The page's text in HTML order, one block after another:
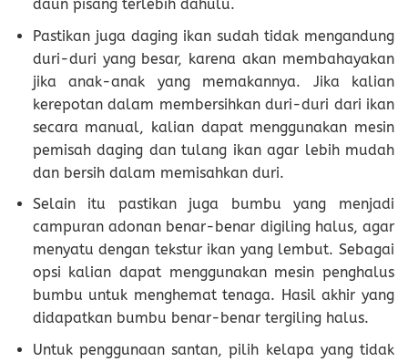
daun pisang terlebih dahulu.
Pastikan juga daging ikan sudah tidak mengandung
duri-duri yang besar, karena akan membahayakan
jika anak-anak yang memakannya. Jika kalian
kerepotan dalam membersihkan duri-duri dari ikan
secara manual, kalian dapat menggunakan mesin
pemisah daging dan tulang ikan agar lebih mudah
dan bersih dalam memisahkan duri.
Selain itu pastikan juga bumbu yang menjadi
campuran adonan benar-benar digiling halus, agar
menyatu dengan tekstur ikan yang lembut. Sebagai
opsi kalian dapat menggunakan mesin penghalus
bumbu untuk menghemat tenaga. Hasil akhir yang
didapatkan bumbu benar-benar tergiling halus.
Untuk penggunaan santan, pilih kelapa yang tidak